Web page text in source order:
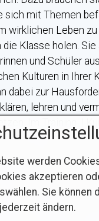
sich mit Themen
wirklichen Leben zu
die Klasse holen.
und Schüler aus
Kulturen in Ihrer
dabei zur
lehren und
Im Training |
der Bilingualität
des
„Was bedeutet
mit dem
Kultur. Es werden
werden
akzeptieren
Sie können
ändern.